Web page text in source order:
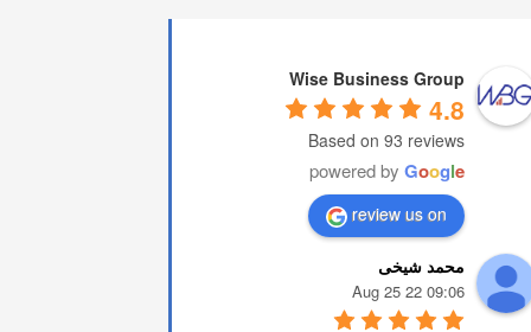
Wise Business Group
4.8
Based on 93 reviews
powered by Google
review us on
محمد شیخی
09:06 22 Aug 25